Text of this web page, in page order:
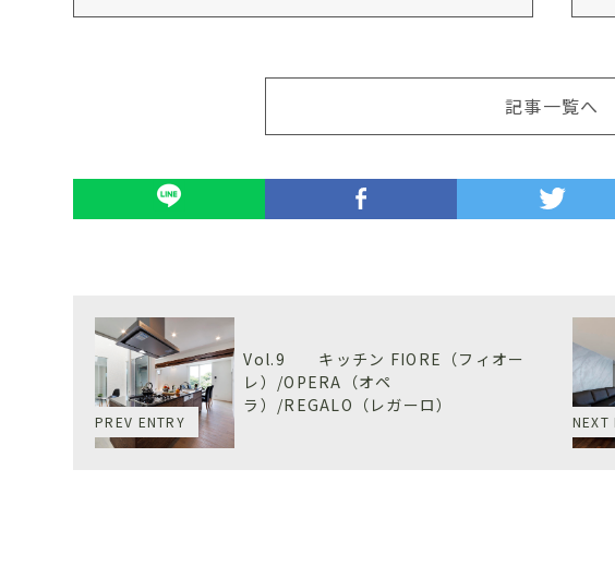
記事一覧へ
PREV ENTRY
Vol.9 キッチン FIORE（フィオー
レ）/OPERA（オペ
ラ）/REGALO（レガーロ）
NEXT